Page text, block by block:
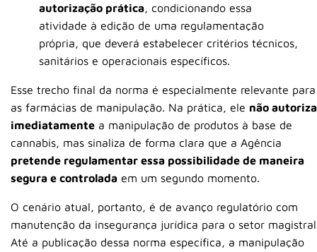
autorização prática, condicionando essa
atividade à edição de uma regulamentação
própria, que deverá estabelecer critérios técnicos,
sanitários e operacionais específicos.
Esse trecho final da norma é especialmente relevante para
as farmácias de manipulação. Na prática, ele não autoriza
imediatamente a manipulação de produtos à base de
cannabis, mas sinaliza de forma clara que a Agência
pretende regulamentar essa possibilidade de maneira
segura e controlada em um segundo momento.
O cenário atual, portanto, é de avanço regulatório com
manutenção da insegurança jurídica para o setor
Até a publicação dessa norma específica, a manipulação